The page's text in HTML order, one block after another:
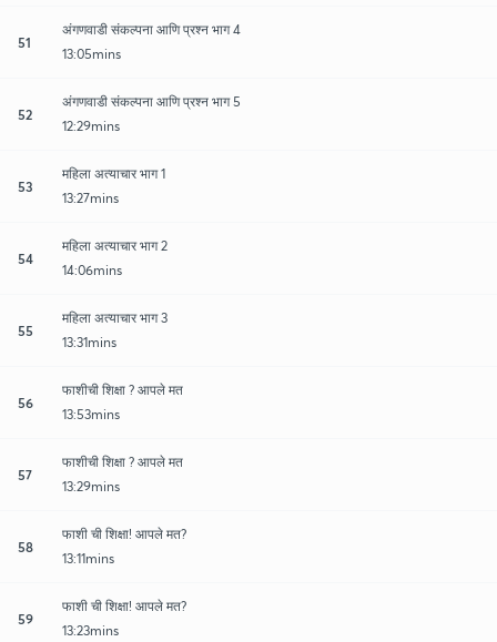
51
अंगणवाडी संकल्पना आणि प्रश्न भाग 4
13:05mins
52
अंगणवाडी संकल्पना आणि प्रश्न भाग 5
12:29mins
53
महिला अत्याचार भाग 1
13:27mins
54
महिला अत्याचार भाग 2
14:06mins
55
महिला अत्याचार भाग 3
13:31mins
56
फाशीची शिक्षा ? आपले मत
13:53mins
57
फाशीची शिक्षा ? आपले मत
13:29mins
58
फाशी ची शिक्षा! आपले मत?
13:11mins
59
फाशी ची शिक्षा! आपले मत?
13:23mins